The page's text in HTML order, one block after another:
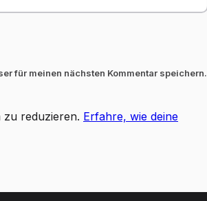
für meinen nächsten Kommentar speichern.
zu reduzieren. Erfahre, wie deine